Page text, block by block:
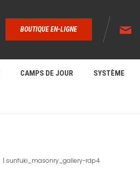
BOUTIQUE EN-LIGNE
CAMPS DE JOUR SYSTÈME
| sunfuki_masonry_gallery-rdp4